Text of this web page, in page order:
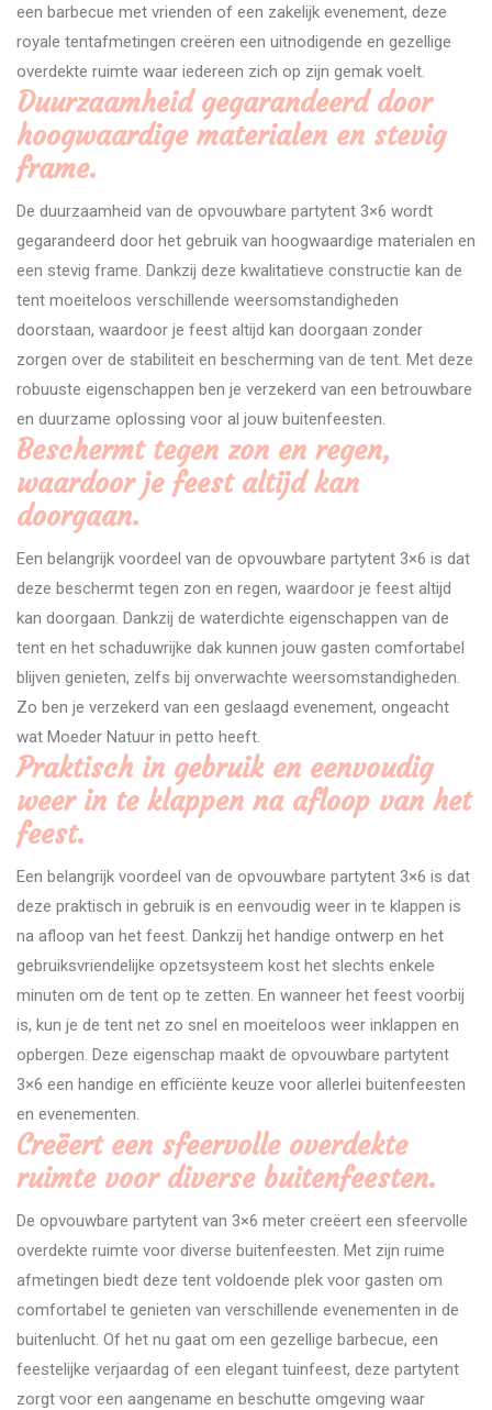
een barbecue met vrienden of een zakelijk evenement, deze
royale tentafmetingen creëren een uitnodigende en gezellige
overdekte ruimte waar iedereen zich op zijn gemak voelt.
Duurzaamheid gegarandeerd door
hoogwaardige materialen en stevig
frame.
De duurzaamheid van de opvouwbare partytent 3×6 wordt
gegarandeerd door het gebruik van hoogwaardige materialen en
een stevig frame. Dankzij deze kwalitatieve constructie kan de
tent moeiteloos verschillende weersomstandigheden
doorstaan, waardoor je feest altijd kan doorgaan zonder
zorgen over de stabiliteit en bescherming van de tent. Met deze
robuuste eigenschappen ben je verzekerd van een betrouwbare
en duurzame oplossing voor al jouw buitenfeesten.
Beschermt tegen zon en regen,
waardoor je feest altijd kan
doorgaan.
Een belangrijk voordeel van de opvouwbare partytent 3×6 is dat
deze beschermt tegen zon en regen, waardoor je feest altijd
kan doorgaan. Dankzij de waterdichte eigenschappen van de
tent en het schaduwrijke dak kunnen jouw gasten comfortabel
blijven genieten, zelfs bij onverwachte weersomstandigheden.
Zo ben je verzekerd van een geslaagd evenement, ongeacht
wat Moeder Natuur in petto heeft.
Praktisch in gebruik en eenvoudig
weer in te klappen na afloop van het
feest.
Een belangrijk voordeel van de opvouwbare partytent 3×6 is dat
deze praktisch in gebruik is en eenvoudig weer in te klappen is
na afloop van het feest. Dankzij het handige ontwerp en het
gebruiksvriendelijke opzetsysteem kost het slechts enkele
minuten om de tent op te zetten. En wanneer het feest voorbij
is, kun je de tent net zo snel en moeiteloos weer inklappen en
opbergen. Deze eigenschap maakt de opvouwbare partytent
3×6 een handige en efficiënte keuze voor allerlei buitenfeesten
en evenementen.
Creëert een sfeervolle overdekte
ruimte voor diverse buitenfeesten.
De opvouwbare partytent van 3×6 meter creëert een sfeervolle
overdekte ruimte voor diverse buitenfeesten. Met zijn ruime
afmetingen biedt deze tent voldoende plek voor gasten om
comfortabel te genieten van verschillende evenementen in de
buitenlucht. Of het nu gaat om een gezellige barbecue, een
feestelijke verjaardag of een elegant tuinfeest, deze partytent
zorgt voor een aangename en beschutte omgeving waar